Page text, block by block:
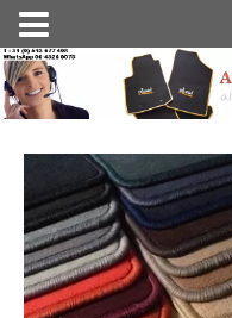
Nav
activeren
door
inhoud